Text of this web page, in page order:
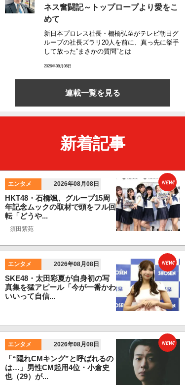
ネス奮闘記～トップロープより愛をこ
めて
新日本プロレス社長・棚橋弘至がテレビ朝日グ
ループの社長ズラリ20人を前に、真っ先に挙手
して放った“まさかの質問”とは
2026年08月06日
連載一覧を見る
新着記事
エンタメ 2026年08月08日
HKT48・石橋颯、グループ15周
年記念ムックの取材で頭をフル回
転「どうや...
須田紫苑
NEW!
エンタメ 2026年08月08日
SKE48・太田彩夏が自身初の写
真集を猛アピール「今が一番かわ
いいって自信...
NEW!
エンタメ 2026年08月08日
「“隠れCMキング”と呼ばれるの
は…」男性CM起用4位・小倉史
也（29）が...
NEW!